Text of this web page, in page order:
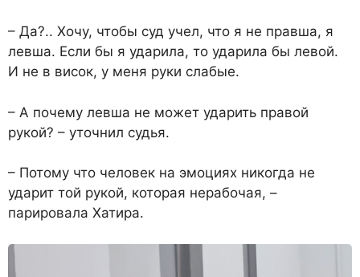
– Да?.. Хочу, чтобы суд учел, что я не правша, я
левша. Если бы я ударила, то ударила бы левой.
И не в висок, у меня руки слабые.
– А почему левша не может ударить правой
рукой? – уточнил судья.
– Потому что человек на эмоциях никогда не
ударит той рукой, которая нерабочая, –
парировала Хатира.